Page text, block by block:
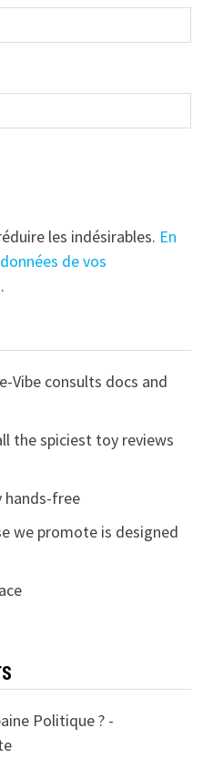
les indésirables. En
de vos
.
Vibe consults docs and
the spiciest toy reviews
hands-free
we promote is designed
Politique ? -